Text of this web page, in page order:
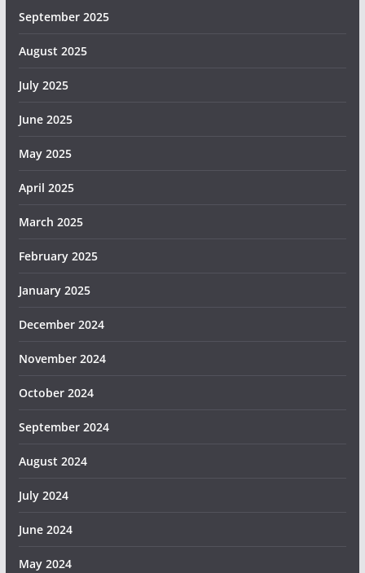
September 2025
August 2025
July 2025
June 2025
May 2025
April 2025
March 2025
February 2025
January 2025
December 2024
November 2024
October 2024
September 2024
August 2024
July 2024
June 2024
May 2024